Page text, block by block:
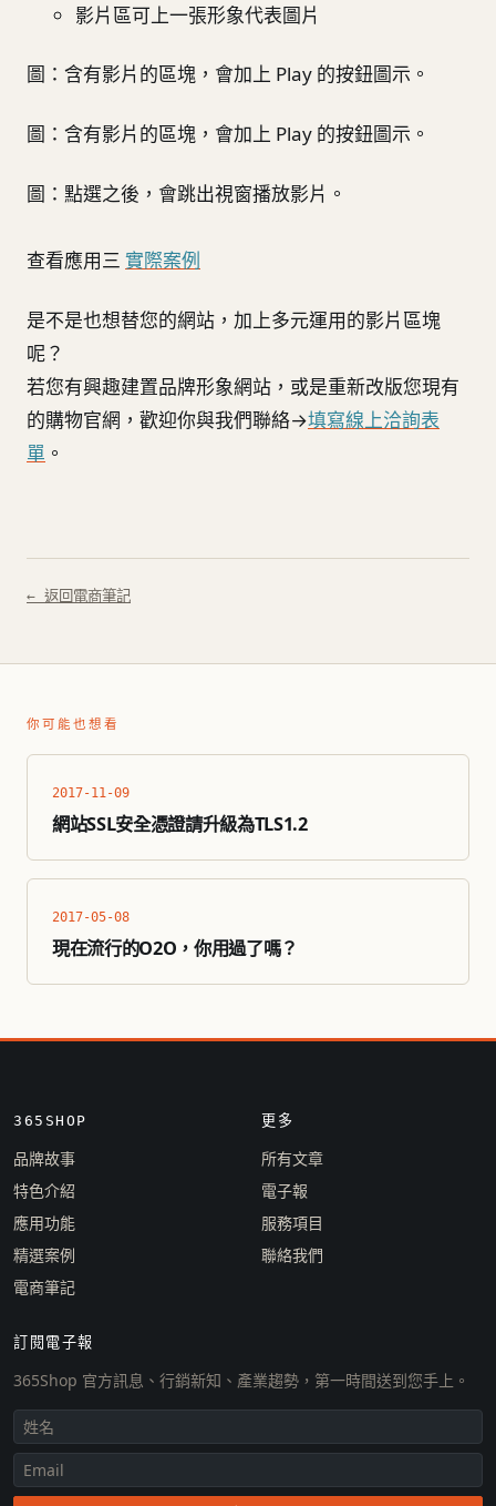
影片區可上一張形象代表圖片
圖：含有影片的區塊，會加上 Play 的按鈕圖示。
圖：含有影片的區塊，會加上 Play 的按鈕圖示。
圖：點選之後，會跳出視窗播放影片。
查看應用三 實際案例
是不是也想替您的網站，加上多元運用的影片區塊
呢？
若您有興趣建置品牌形象網站，或是重新改版您現有
的購物官網，歡迎你與我們聯絡→填寫線上洽詢表
單 。
← 返回電商筆記
你可能也想看
2017-11-09
網站SSL安全憑證請升級為TLS1.2
2017-05-08
現在流行的O2O，你用過了嗎？
365SHOP
品牌故事
特色介紹
應用功能
精選案例
電商筆記
更多
所有文章
電子報
服務項目
聯絡我們
訂閱電子報
365Shop 官方訊息、行銷新知、產業趨勢，第一時間送到您手上。